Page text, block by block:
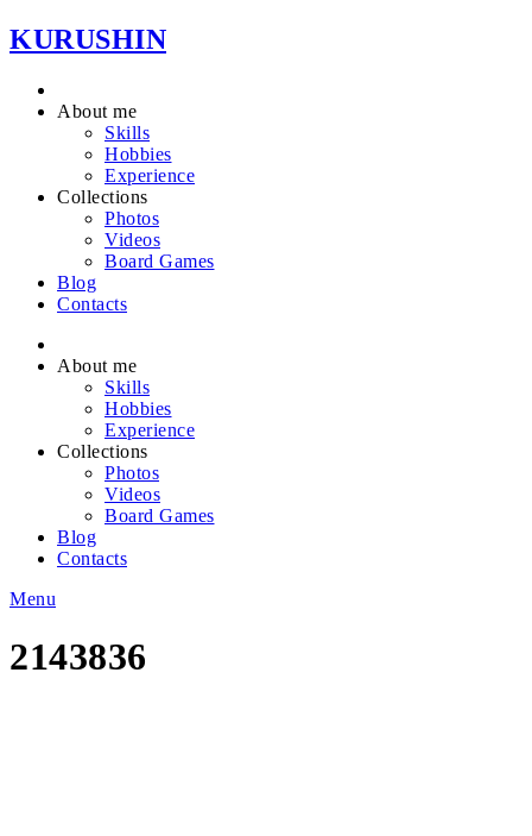
KURUSHIN
About me
Skills
Hobbies
Experience
Collections
Photos
Videos
Board Games
Blog
Contacts
About me
Skills
Hobbies
Experience
Collections
Photos
Videos
Board Games
Blog
Contacts
Menu
2143836